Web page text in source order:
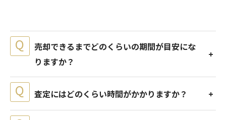
売却できるまでどのくらいの期間が目安にな
りますか？
査定にはどのくらい時間がかかりますか？